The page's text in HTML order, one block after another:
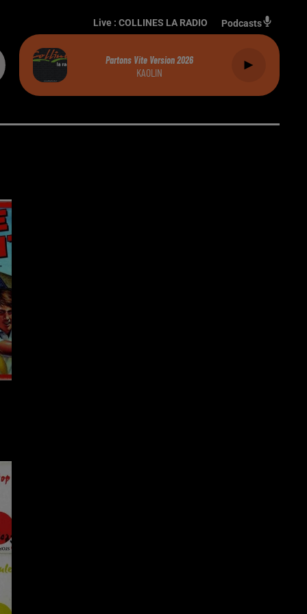
Live : COLLINES LA RADIO Podcasts
Partons Vite Version 2026
KAOLIN